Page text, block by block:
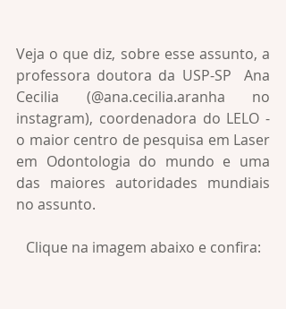
Veja o que diz, sobre esse assunto, a
professora doutora da USP-SP  Ana
Cecilia (@ana.cecilia.aranha no
instagram), coordenadora do LELO -
o maior centro de pesquisa em Laser
em Odontologia do mundo e uma
das maiores autoridades mundiais
no assunto.
Clique na imagem abaixo e confira: